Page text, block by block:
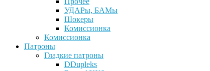
УДАРы, БАМы
Шокеры
Комиссионка
Комиссионка
Патроны
Гладкие патроны
DDupleks